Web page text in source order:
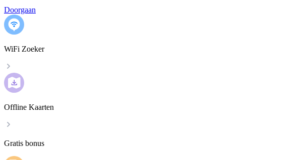
Doorgaan
WiFi Zoeker
Offline Kaarten
Gratis bonus